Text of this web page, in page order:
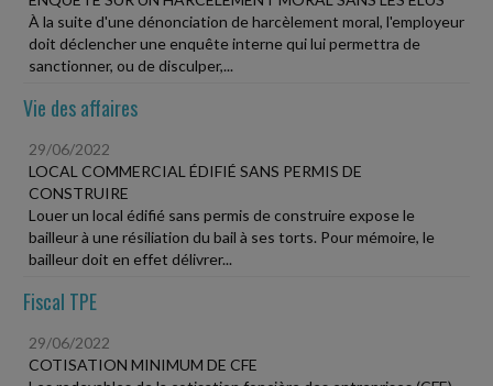
À la suite d'une dénonciation de harcèlement moral, l'employeur
doit déclencher une enquête interne qui lui permettra de
sanctionner, ou de disculper,...
Vie des affaires
29/06/2022
LOCAL COMMERCIAL ÉDIFIÉ SANS PERMIS DE
CONSTRUIRE
Louer un local édifié sans permis de construire expose le
bailleur à une résiliation du bail à ses torts. Pour mémoire, le
bailleur doit en effet délivrer...
Fiscal TPE
29/06/2022
COTISATION MINIMUM DE CFE